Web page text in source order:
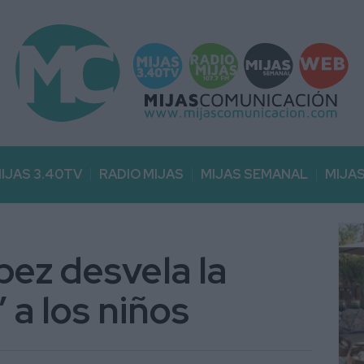
3.40TV RADIO MIJAS MIJAS SEMANAL
desvela la
a los niños